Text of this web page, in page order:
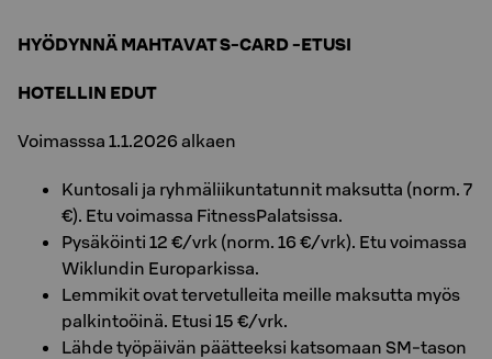
HYÖDYNNÄ MAHTAVAT S-CARD -ETUSI
HOTELLIN EDUT
Voimasssa 1.1.2026 alkaen
Kuntosali ja ryhmäliikuntatunnit maksutta (norm. 7
€). Etu voimassa FitnessPalatsissa.
Pysäköinti 12 €/vrk (norm. 16 €/vrk). Etu voimassa
Wiklundin Europarkissa.
Lemmikit ovat tervetulleita meille maksutta myös
palkintoöinä. Etusi 15 €/vrk.
Lähde työpäivän päätteeksi katsomaan SM-tason